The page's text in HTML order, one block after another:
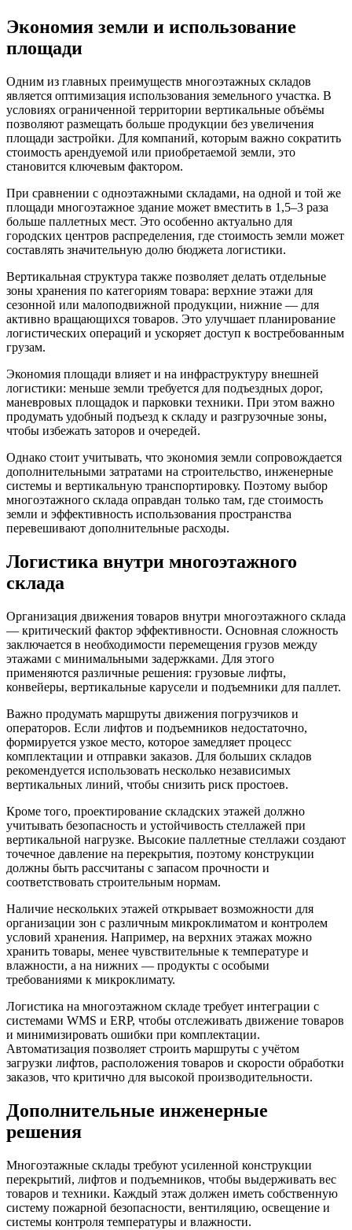
Экономия земли и использование
площади
Одним из главных преимуществ многоэтажных складов
является оптимизация использования земельного участка. В
условиях ограниченной территории вертикальные объёмы
позволяют размещать больше продукции без увеличения
площади застройки. Для компаний, которым важно сократить
стоимость арендуемой или приобретаемой земли, это
становится ключевым фактором.
При сравнении с одноэтажными складами, на одной и той же
площади многоэтажное здание может вместить в 1,5–3 раза
больше паллетных мест. Это особенно актуально для
городских центров распределения, где стоимость земли может
составлять значительную долю бюджета логистики.
Вертикальная структура также позволяет делать отдельные
зоны хранения по категориям товара: верхние этажи для
сезонной или малоподвижной продукции, нижние — для
активно вращающихся товаров. Это улучшает планирование
логистических операций и ускоряет доступ к востребованным
грузам.
Экономия площади влияет и на инфраструктуру внешней
логистики: меньше земли требуется для подъездных дорог,
маневровых площадок и парковки техники. При этом важно
продумать удобный подъезд к складу и разгрузочные зоны,
чтобы избежать заторов и очередей.
Однако стоит учитывать, что экономия земли сопровождается
дополнительными затратами на строительство, инженерные
системы и вертикальную транспортировку. Поэтому выбор
многоэтажного склада оправдан только там, где стоимость
земли и эффективность использования пространства
перевешивают дополнительные расходы.
Логистика внутри многоэтажного
склада
Организация движения товаров внутри многоэтажного склада
— критический фактор эффективности. Основная сложность
заключается в необходимости перемещения грузов между
этажами с минимальными задержками. Для этого
применяются различные решения: грузовые лифты,
конвейеры, вертикальные карусели и подъемники для паллет.
Важно продумать маршруты движения погрузчиков и
операторов. Если лифтов и подъемников недостаточно,
формируется узкое место, которое замедляет процесс
комплектации и отправки заказов. Для больших складов
рекомендуется использовать несколько независимых
вертикальных линий, чтобы снизить риск простоев.
Кроме того, проектирование складских этажей должно
учитывать безопасность и устойчивость стеллажей при
вертикальной нагрузке. Высокие паллетные стеллажи создают
точечное давление на перекрытия, поэтому конструкции
должны быть рассчитаны с запасом прочности и
соответствовать строительным нормам.
Наличие нескольких этажей открывает возможности для
организации зон с различным микроклиматом и контролем
условий хранения. Например, на верхних этажах можно
хранить товары, менее чувствительные к температуре и
влажности, а на нижних — продукты с особыми
требованиями к микроклимату.
Логистика на многоэтажном складе требует интеграции с
системами WMS и ERP, чтобы отслеживать движение товаров
и минимизировать ошибки при комплектации.
Автоматизация позволяет строить маршруты с учётом
загрузки лифтов, расположения товаров и скорости обработки
заказов, что критично для высокой производительности.
Дополнительные инженерные
решения
Многоэтажные склады требуют усиленной конструкции
перекрытий, лифтов и подъемников, чтобы выдерживать вес
товаров и техники. Каждый этаж должен иметь собственную
систему пожарной безопасности, вентиляцию, освещение и
системы контроля температуры и влажности.